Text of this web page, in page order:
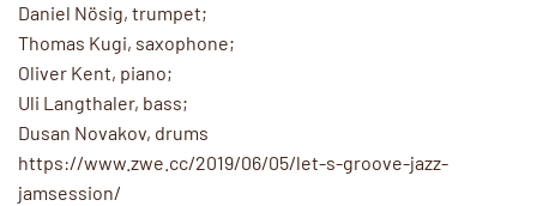
Daniel Nösig, trumpet;
Thomas Kugi, saxophone;
Oliver Kent, piano;
Uli Langthaler, bass;
Dusan Novakov, drums
https://www.zwe.cc/2019/06/05/let-s-groove-jazz-
jamsession/